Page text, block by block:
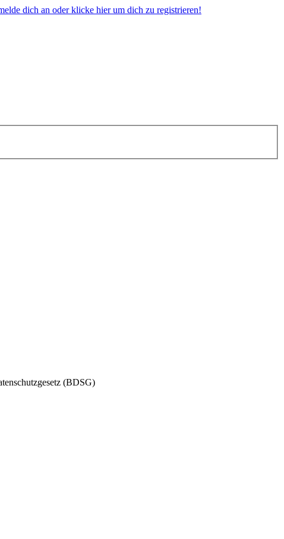
dich an oder klicke hier um dich zu registrieren!
(BDSG)